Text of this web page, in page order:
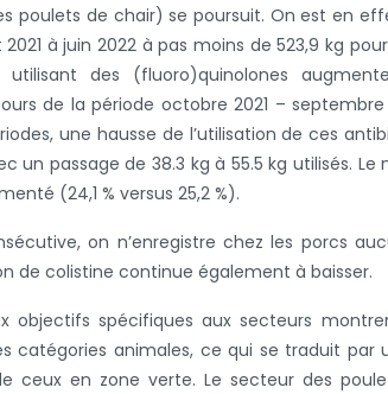
poulets de chair) se poursuit. On est en
à juin 2022 à pas moins de 523,9 kg
utilisant des (fluoro)quinolones
de la période octobre 2021 –
une hausse de l’utilisation de ces
un passage de 38.3 kg à 55.5 kg utilisés.
(24,1 % versus 25,2 %).
on n’enregistre chez les porcs
de colistine continue également à baisser.
objectifs spécifiques aux secteurs
catégories animales, ce qui se traduit par
ceux en zone verte. Le secteur des